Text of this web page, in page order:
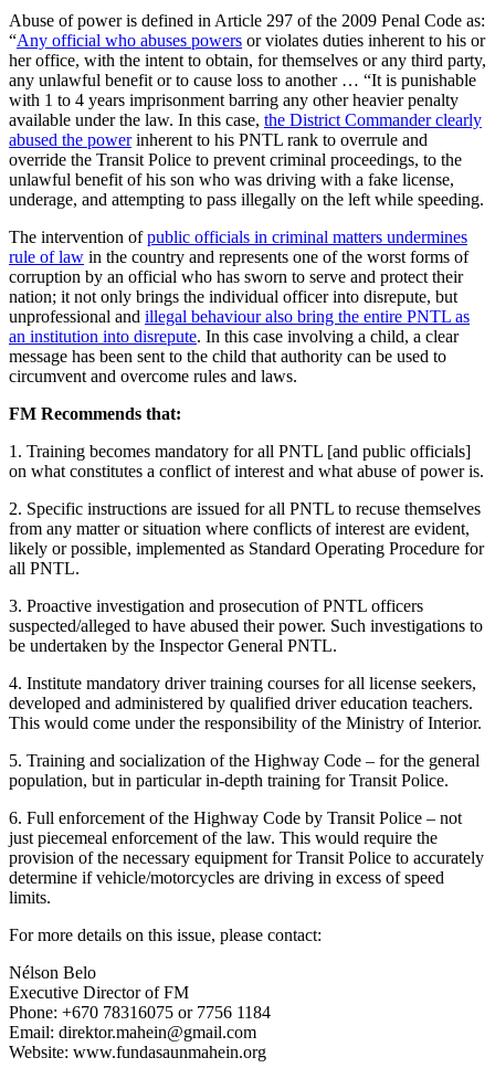
Abuse of power is defined in Article 297 of the 2009 Penal Code as:
“Any official who abuses powers or violates duties inherent to his or
her office, with the intent to obtain, for themselves or any third party,
any unlawful benefit or to cause loss to another … “It is punishable
with 1 to 4 years imprisonment barring any other heavier penalty
available under the law. In this case, the District Commander clearly
abused the powerinherent to his PNTL rank to overrule and
override the Transit Police to prevent criminal proceedings, to the
unlawful benefit of his son who was driving with a fake license,
underage, and attempting to pass illegally on the left while speeding.
The intervention ofpublic officials in criminal matters undermines
rule of law in the country and represents one of the worst forms of
corruption by an official who has sworn to serve and protect their
nation; it not only brings the individual officer into disrepute, but
unprofessional and illegal behaviour also bring the entire PNTL as
an institution into disrepute. In this case involving a child, a clear
message has been sent to the child that authority can be used to
circumvent and overcome rules and laws.
FM Recommends that:
1. Training becomes mandatory for all PNTL [and public officials]
on what constitutes a conflict of interest and what abuse of power is.
2. Specific instructions are issued for all PNTL to recuse themselves
from any matter or situation where conflicts of interest are evident,
likely or possible, implemented as Standard Operating Procedure for
all PNTL.
3. Proactive investigation and prosecution of PNTL officers
suspected/alleged to have abused their power. Such investigations to
be undertaken by the Inspector General PNTL.
4. Institute mandatory driver training courses for all license seekers,
developed and administered by qualified driver education teachers.
This would come under the responsibility of the Ministry of Interior.
5. Training and socialization of the Highway Code – for the general
population, but in particular in-depth training for Transit Police.
6. Full enforcement of the Highway Code by Transit Police – not
just piecemeal enforcement of the law. This would require the
provision of the necessary equipment for Transit Police to accurately
determine if vehicle/motorcycles are driving in excess of speed
limits.
For more details on this issue, please contact:
Nélson Belo
Executive Director of FM
Phone: +670 78316075 or 7756 1184
Email: direktor.mahein@gmail.com
Website: www.fundasaunmahein.org